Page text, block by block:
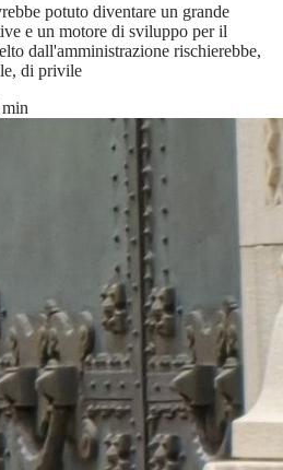
potuto diventare un grande
e un motore di sviluppo per il
dall'amministrazione rischierebbe,
di privile